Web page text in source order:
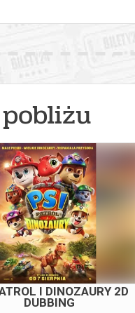
I DINOZAURY 2D
DUBBING